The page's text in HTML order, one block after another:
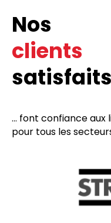
Nos
clients
satisfaits
... font confiance
pour tous les